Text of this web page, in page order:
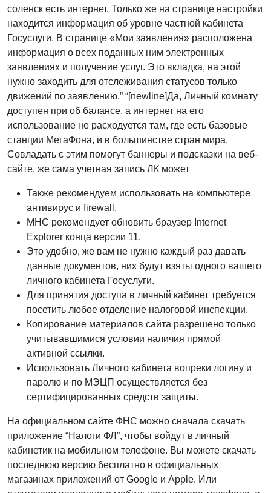
соленск есть интернет. Только же на странице настройки
находится информация об уровне частной кабинета
Госуслуги. В странице «Мои заявления» расположена
информация о всех поданных ним электронных
заявлениях и получение услуг. Это вкладка, на этой
нужно заходить для отслеживания статусов только
движений по заявлению.” “[newline]Да, Личный комнату
доступен при об балансе, а интернет на его
использование не расходуется там, где есть базовые
станции МегаФона, и в большинстве стран мира.
Совладать с этим помогут баннеры и подсказки на веб-
сайте, же сама учетная запись ЛК может
Также рекомендуем использовать на компьютере
антивирус и firewall.
МНС рекомендует обновить браузер Internet
Explorer конца версии 11.
Это удобно, же вам не нужно каждый раз давать
данные документов, них будут взяты одного вашего
личного кабинета Госуслуги.
Для принятия доступа в личный кабинет требуется
посетить любое отделение налоговой инспекции.
Копирование материалов сайта разрешено только
учитывавшимися условии наличия прямой
активной ссылки.
Использовать Личного кабинета вопреки логину и
паролю и по МЭЦП осуществляется без
сертифицированных средств защиты.
На официальном сайте ФНС можно сначала скачать
приложение “Налоги ФЛ”, чтобы войдут в личный
кабинетик на мобильном телефоне. Вы можете скачать
последнюю версию бесплатно в официальных
магазинах приложений от Google и Apple. Или